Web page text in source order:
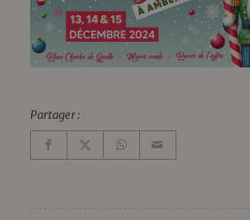
Partager :